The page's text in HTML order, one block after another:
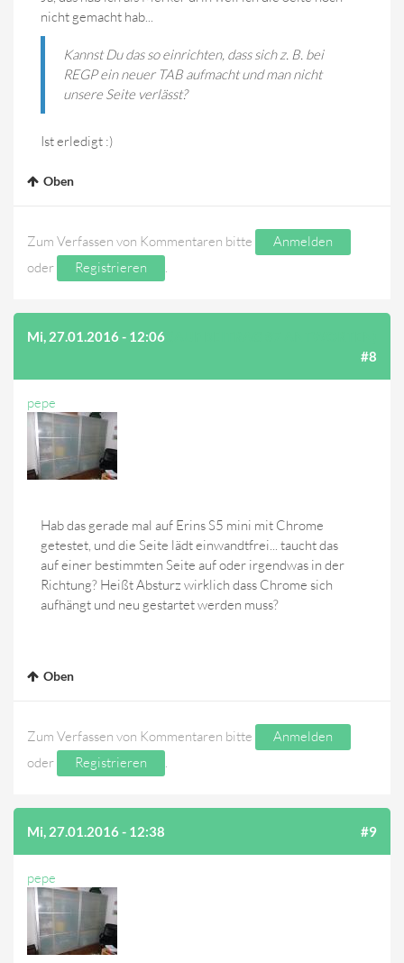
nicht gemacht hab...
Kannst Du das so einrichten, dass sich z. B. bei
REGP ein neuer TAB aufmacht und man nicht
unsere Seite verlässt?
Ist erledigt :)
Oben
Zum Verfassen von Kommentaren bitte
Anmelden
oder
Registrieren .
Mi, 27.01.2016 - 12:06
#8
pepe
Hab das gerade mal auf Erins S5 mini mit Chrome
getestet, und die Seite lädt einwandtfrei... taucht das
auf einer bestimmten Seite auf oder irgendwas in der
Richtung? Heißt Absturz wirklich dass Chrome sich
aufhängt und neu gestartet werden muss?
Oben
Zum Verfassen von Kommentaren bitte
Anmelden
oder
Registrieren .
Mi, 27.01.2016 - 12:38 #9
pepe